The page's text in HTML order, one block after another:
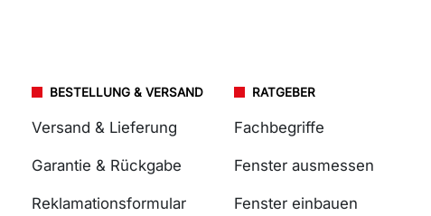
BESTELLUNG & VERSAND
Versand & Lieferung
Garantie & Rückgabe
Reklamationsformular
RATGEBER
Fachbegriffe
Fenster ausmessen
Fenster einbauen